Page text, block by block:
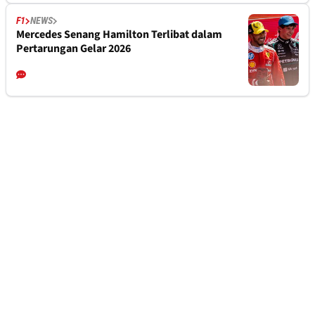
F1 NEWS
Mercedes Senang Hamilton Terlibat dalam
Pertarungan Gelar 2026